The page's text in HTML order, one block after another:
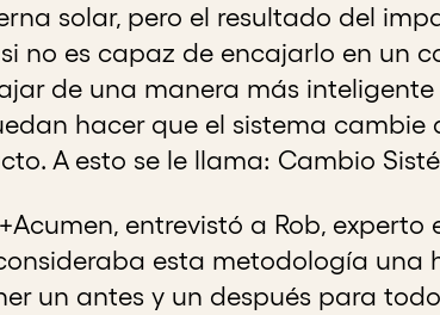
solar, pero el resultado del
no es capaz de encajarlo en un
de una manera más
hacer que el sistema cambie
A esto se le llama: Cambio
entrevistó a Rob, experto
esta metodología una
un antes y un después para